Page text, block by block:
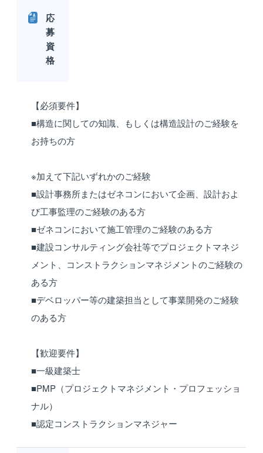
応
募
資
格
【必須要件】
■構造に関しての知識、もしくは構造設計のご経験を
お持ちの方
※加えて下記いずれかのご経験
■設計事務所またはゼネコンにおいて企画、設計およ
び工事監理のご経験のある方
■ゼネコンにおいて施工管理のご経験のある方
■建設コンサルティング会社等でプロジェクトマネジ
メント、コンストラクションマネジメントのご経験の
ある方
■デベロッパー等の建築担当として事業開発のご経験
のある方
【歓迎要件】
■一級建築士
■PMP（プロジェクトマネジメント・プロフェッショ
ナル）
■認定コンストラクションマネジャー